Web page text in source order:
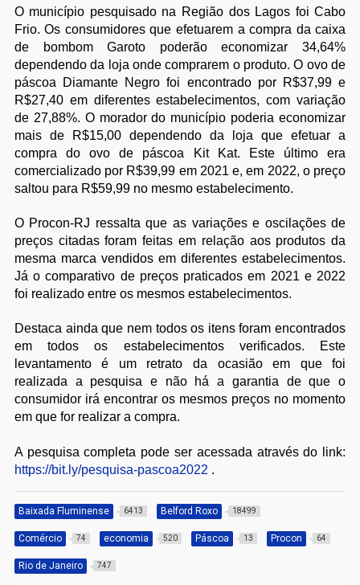
O município pesquisado na Região dos Lagos foi Cabo
Frio. Os consumidores que efetuarem a compra da caixa
de bombom Garoto poderão economizar 34,64%
dependendo da loja onde comprarem o produto. O ovo de
páscoa Diamante Negro foi encontrado por R$37,99 e
R$27,40 em diferentes estabelecimentos, com variação
de 27,88%. O morador do município poderia economizar
mais de R$15,00 dependendo da loja que efetuar a
compra do ovo de páscoa Kit Kat. Este último era
comercializado por R$39,99 em 2021 e, em 2022, o preço
saltou para R$59,99 no mesmo estabelecimento.
O Procon-RJ ressalta que as variações e oscilações de
preços citadas foram feitas em relação aos produtos da
mesma marca vendidos em diferentes estabelecimentos.
Já o comparativo de preços praticados em 2021 e 2022
foi realizado entre os mesmos estabelecimentos.
Destaca ainda que nem todos os itens foram encontrados
em todos os estabelecimentos verificados. Este
levantamento é um retrato da ocasião em que foi
realizada a pesquisa e não há a garantia de que o
consumidor irá encontrar os mesmos preços no momento
em que for realizar a compra.
A pesquisa completa pode ser acessada através do link:
https://bit.ly/pesquisa-pascoa2022 .
Baixada Fluminense 6413 Belford Roxo 18499
Comércio 74 economia 520 Páscoa 13 Procon 64
Rio de Janeiro 747